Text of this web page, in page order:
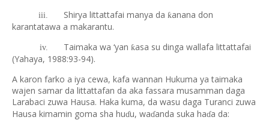
iii. Shirya littattafai manya da ƙanana don
karantatawa a makarantu.
iv. Taimaka wa ‘yan ƙasa su dinga wallafa littattafai
(Yahaya, 1988:93-94).
A karon farko a iya cewa, kafa wannan Hukuma ya taimaka
wajen samar da littattafan da aka fassara musamman daga
Larabaci zuwa Hausa. Haka kuma, da wasu daga Turanci zuwa
Hausa kimamin goma sha huɗu, waɗanda suka haɗa da: